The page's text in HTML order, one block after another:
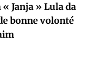
Janja » Lula da
bonne volonté